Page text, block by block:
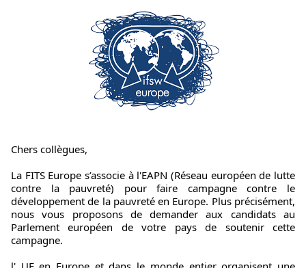
Chers collègues,
La FITS Europe s’associe à l'EAPN (Réseau européen de lutte
contre la pauvreté) pour faire campagne contre le
développement de la pauvreté en Europe. Plus précisément,
nous vous proposons de demander aux candidats au
Parlement européen de votre pays de soutenir cette
campagne.